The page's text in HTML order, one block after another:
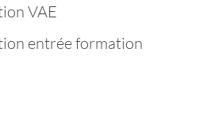
VAE
entrée formation